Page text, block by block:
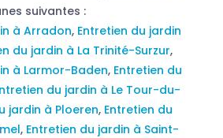
suivantes :
à Arradon, Entretien du jardin
du jardin à La Trinité-Surzur,
à Larmor-Baden, Entretien du
du jardin à Le Tour-du-
jardin à Ploeren, Entretien du
, Entretien du jardin à Saint-